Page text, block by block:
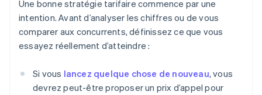
Une bonne stratégie tarifaire commence par une
intention. Avant d’analyser les chiffres ou de vous
comparer aux concurrents, définissez ce que vous
essayez réellement d’atteindre :
Si vous lancez quelque chose de nouveau, vous
devrez peut-être proposer un prix d’appel pour